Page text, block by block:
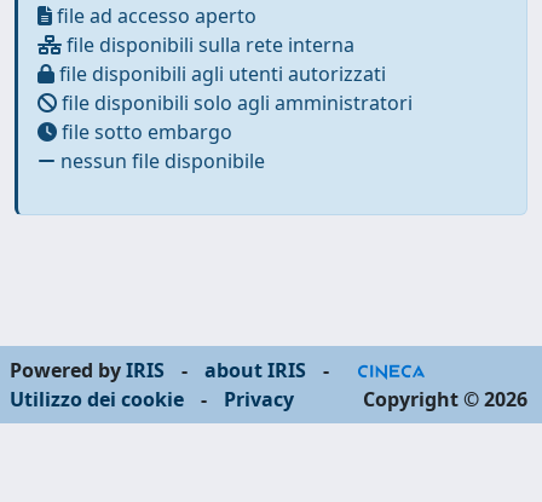
file ad accesso aperto
file disponibili sulla rete interna
file disponibili agli utenti autorizzati
file disponibili solo agli amministratori
file sotto embargo
nessun file disponibile
Powered byIRIS - about IRIS
-
Utilizzo dei cookie
- Privacy Copyright © 2026